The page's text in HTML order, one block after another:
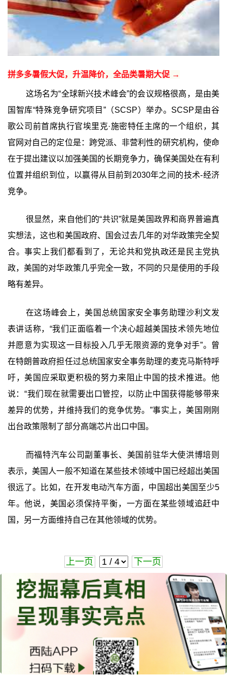
拼多多暑假大促，升温降价，全品类暑期大促 →
这场名为“全球新兴技术峰会”的会议规格很高，是由美
国智库“特殊竞争研究项目”（SCSP）举办。SCSP是由谷
歌公司前首席执行官埃里克·施密特任主席的一个组织，其
官网对自己的定位是：跨党派、非营利性的研究机构，使命
在于提出建议以加强美国的长期竞争力，确保美国处在有利
位置并组织到位，以赢得从目前到2030年之间的技术-经济
竞争。
很显然，来自他们的“共识”就是美国政界和商界普遍真
实想法，这也和美国政府、国会过去几年的对华政策完全契
合。事实上我们都看到了，无论共和党执政还是民主党执
政，美国的对华政策几乎完全一致，不同的只是使用的手段
略有差异。
在这场峰会上，美国总统国家安全事务助理沙利文发
表讲话称，“我们正面临着一个决心超越美国技术领先地位
并愿意为实现这一目标投入几乎无限资源的竞争对手”。曾
在特朗普政府担任过总统国家安全事务助理的麦克马斯特呼
吁，美国应采取更积极的努力来阻止中国的技术推进。他
说：“我们现在就需要出口管控，以防止中国获得能够带来
差异的优势，并维持我们的竞争优势。”事实上，美国刚刚
出台政策限制了部分高端芯片出口中国。
而福特汽车公司副董事长、美国前驻华大使洪博培则
表示，美国人一般不知道在某些技术领域中国已经超出美国
很远了。比如，在开发电动汽车方面，中国超出美国至少5
年。他说，美国必须保持平衡，一方面在某些领域追赶中
国，另一方面维持自己在其他领域的优势。
上一页 下一页